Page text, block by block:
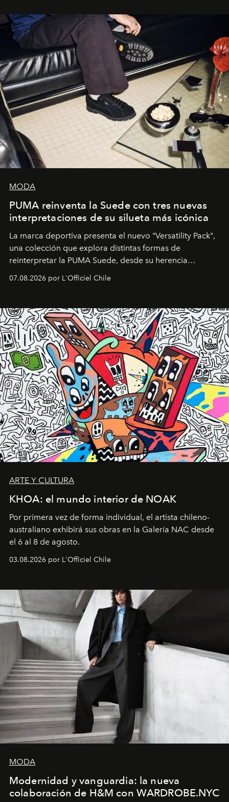
y la filosofía detrás de la propuesta.
MODA
PUMA reinventa la Suede con tres nuevas
interpretaciones de su silueta más icónica
La marca deportiva presenta el nuevo "Versatility Pack",
una colección que explora distintas formas de
reinterpretar la PUMA Suede, desde su herencia
diseño y el universo outdoor.
07.08.2026 por L'Officiel Chile
ARTE Y CULTURA
KHOA: el mundo interior de NOAK
Por primera vez de forma individual, el artista chileno-
australiano exhibirá sus obras en la Galería NAC desde
el 6 al 8 de agosto.
03.08.2026 por L'Officiel Chile
MODA
Modernidad y vanguardia: la nueva
colaboración de H&M con WARDROBE.NYC